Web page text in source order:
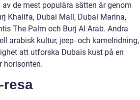
de mest populära sätten är genom
Khalifa, Dubai Mall, Dubai Marina,
The Palm och Burj Al Arab. Andra
arabisk kultur, jeep- och kamelridning,
att utforska Dubais kust på en
horisonten.
resa